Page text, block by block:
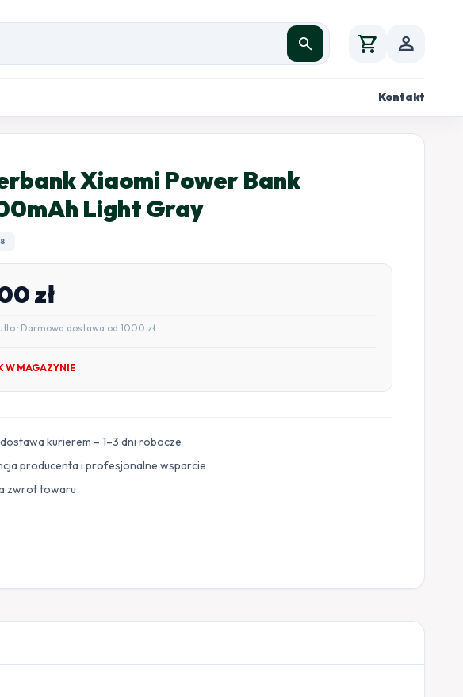
search shopping_cart person
Kontakt
Xiaomi Power Bank
Light Gray
zł
· Darmowa dostawa od 1000 zł
W MAGAZYNIE
kurierem – 1–3 dni robocze
producenta i profesjonalne wsparcie
zwrot towaru